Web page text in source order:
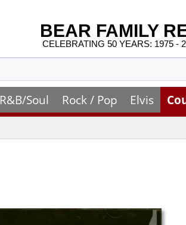
BEAR FAMILY
CELEBRATING 50 YEARS: 1975 -
R&B/Soul Rock / Pop Elvis